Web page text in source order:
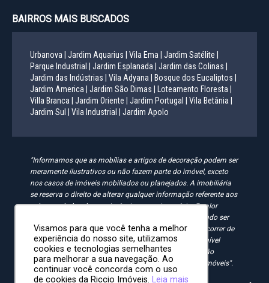
BAIRROS MAIS BUSCADOS
Urbanova | Jardim Aquarius | Vila Ema |
Jardim Satélite |
Parque Industrial |
Jardim Esplanada |
Jardim das Colinas |
Jardim das Indústrias |
Vila Adyana |
Bosque dos Eucaliptos |
Jardim America |
Jardim São Dimas |
Loteamento Floresta |
Villa Branca |
Jardim Oriente | Jardim Portugal |
Vila Betânia |
Jardim Sul |
Vila Industrial | Jardim Apolo
"Informamos que as mobílias e artigos de decoração podem ser
meramente ilustrativos ou não fazem parte do imóvel, exceto
nos casos de imóveis mobiliados ou planejados. A imobiliária
se reserva o direito de alterar qualquer informação referente aos
valores e dados de seus imóveis sem aviso prévio. O valor
anunciado do condomínio e IPTU é aproximado, podendo ser
maior, menor ou mesmo passível de alteração. Pode ocorrer de
algum imóvel anunciado no site não estar mais disponível
devido à rotatividade. As solicitações feitas pelo site não
implicam em reserva, compra ou venda de quaisquer imóveis".
Visamos para que você tenha a melhor
experiência do nosso site, utilizamos
cookies e tecnologias semelhantes
para melhorar a sua navegação. Ao
continuar você concorda com o uso
de cookies da Riccio Imóveis. Leia mais